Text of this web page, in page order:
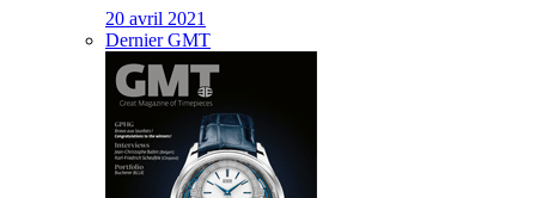
20 avril 2021
Dernier GMT